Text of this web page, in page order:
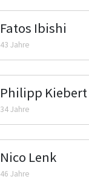
Fatos Ibishi
43 Jahre
Philipp Kiebert
34 Jahre
Nico Lenk
46 Jahre